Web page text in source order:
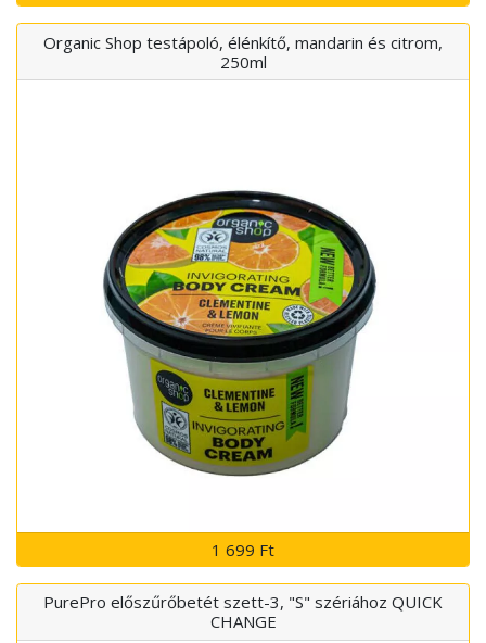
Organic Shop testápoló, élénkítő, mandarin és citrom,
250ml
1 699 Ft
PurePro előszűrőbetét szett-3, "S" szériához QUICK
CHANGE